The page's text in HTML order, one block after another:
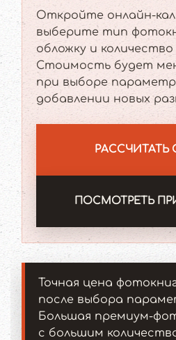
Откройте онлайн-
выберите тип
обложку и
Стоимость будет
при выборе
добавлении новых
ПОСМОТРЕТЬ
Точная цена
после выбора
Большая премиум-
с большим